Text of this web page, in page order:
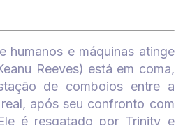
humanos e máquinas atinge
Reeves) está em coma,
de comboios entre a
após seu confronto com
é resgatado por Trinity e